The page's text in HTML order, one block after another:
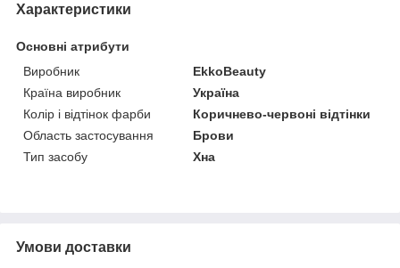
Характеристики
Основні атрибути
Виробник
EkkoBeauty
Країна виробник
Україна
Колір і відтінок фарби
Коричнево-червоні відтінки
Область застосування
Брови
Тип засобу
Хна
Умови доставки